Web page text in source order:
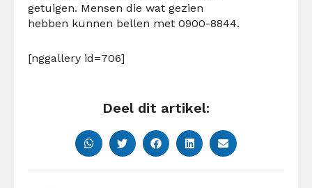
getuigen. Mensen die wat gezien
hebben kunnen bellen met 0900-8844.
[nggallery id=706]
Deel dit artikel: